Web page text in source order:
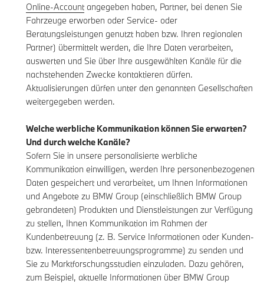
Online-Accountangegeben haben, Partner, bei denen Sie
Fahrzeuge erworben oder Service- oder
Beratungsleistungen genutzt haben bzw. Ihren regionalen
Partner) übermittelt werden, die Ihre Daten verarbeiten,
auswerten und Sie über Ihre ausgewählten Kanäle für die
nachstehenden Zwecke kontaktieren dürfen.
Aktualisierungen dürfen unter den genannten Gesellschaften
weitergegeben werden.
Welche werbliche Kommunikation können Sie erwarten?
Und durch welche Kanäle?
Sofern Sie in unsere personalisierte werbliche
Kommunikation einwilligen, werden Ihre personenbezogenen
Daten gespeichert und verarbeitet, um Ihnen Informationen
und Angebote zu BMW Group (einschließlich BMW Group
gebrandeten) Produkten und Dienstleistungen zur Verfügung
zu stellen, Ihnen Kommunikation im Rahmen der
Kundenbetreuung (z. B. Service Informationen oder Kunden-
bzw. Interessentenbetreuungsprogramme) zu senden und
Sie zu Marktforschungsstudien einzuladen. Dazu gehören,
zum Beispiel, aktuelle Informationen über BMW Group